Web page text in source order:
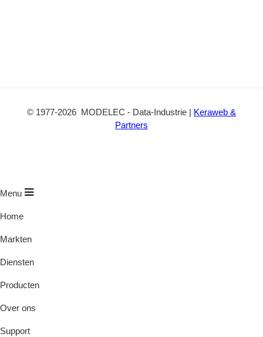
© 1977-2026 MODELEC - Data-Industrie | Keraweb &
Partners
Menu
Home
Markten
Diensten
Producten
Over ons
Support